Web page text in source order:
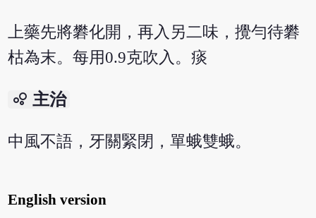
上藥先將礬化開，再入另二味，攪勻待礬
枯為末。每用0.9克吹入。痰
bubble_chart 主治
中風不語，牙關緊閉，單蛾雙蛾。
English version